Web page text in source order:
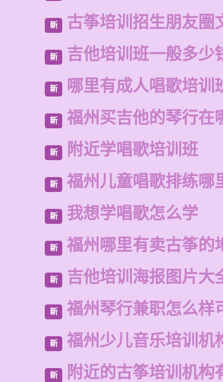
新 古筝培训招生朋友圈
新 吉他培训班一般多少
新 哪里有成人唱歌培训
新 福州买吉他的琴行在
新 附近学唱歌培训班
新 福州儿童唱歌排练哪
新 我想学唱歌怎么学
新 福州哪里有卖古筝的
新 吉他培训海报图片大
新 福州琴行兼职怎么样
新 福州少儿音乐培训机
新 附近的古筝培训机构